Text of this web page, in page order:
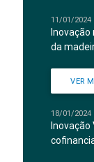
11/01/2024
da
VER
18/01/2024
Inovação